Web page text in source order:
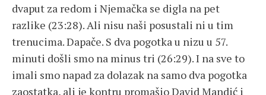
dvaput za redom i Njemačka se digla na pet
razlike (23:28). Ali nisu naši posustali ni u tim
trenucima. Dapače. S dva pogotka u nizu u 57.
minuti došli smo na minus tri (26:29). I na sve to
imali smo napad za dolazak na samo dva pogotka
zaostatka, ali je kontru promašio David Mandić i